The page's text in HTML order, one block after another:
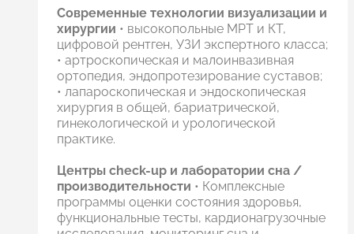
Современные технологии визуализации и
хирургии • высокопольные МРТ и КТ,
цифровой рентген, УЗИ экспертного класса;
• артроскопическая и малоинвазивная
ортопедия, эндопротезирование суставов;
• лапароскопическая и эндоскопическая
хирургия в общей, бариатрической,
гинекологической и урологической
практике.
Центры check-up и лаборатории сна /
производительности • Комплексные
программы оценки состояния здоровья,
функциональные тесты, кардионагрузочные